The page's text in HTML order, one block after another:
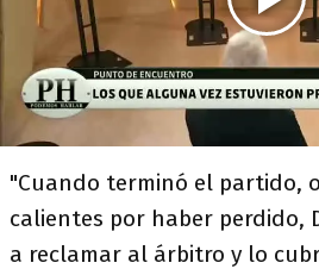
"Cuando terminó el partido,
calientes por haber perdido,
a reclamar al árbitro y lo